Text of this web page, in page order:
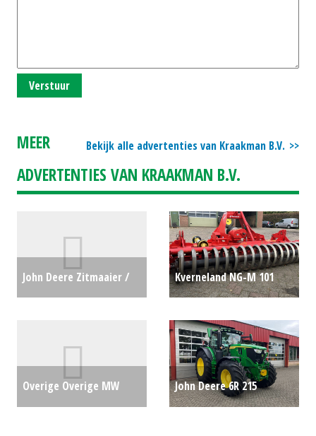
Verstuur
Bekijk alle advertenties van Kraakman B.V.
MEER
ADVERTENTIES VAN KRAAKMAN B.V.
John Deere Zitmaaier /
Kverneland NG-M 101
#778668
€0
Overige Overige MW
John Deere 6R 215